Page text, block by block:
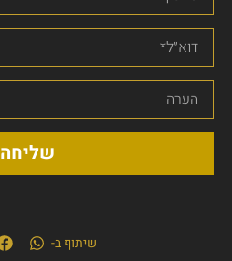
שליחה
שיתוף ב-